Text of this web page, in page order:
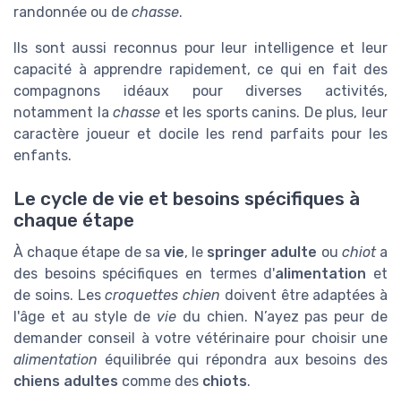
randonnée ou de chasse.
Ils sont aussi reconnus pour leur intelligence et leur
capacité à apprendre rapidement, ce qui en fait des
compagnons idéaux pour diverses activités,
notamment lachasse et les sports canins. De plus, leur
caractère joueur et docile les rend parfaits pour les
enfants.
Le cycle de vie et besoins spécifiques à
chaque étape
À chaque étape de sa vie, le springer adulte ou chiota
des besoins spécifiques en termes d'alimentation et
de soins. Lescroquettes chien doivent être adaptées à
l'âge et au style de vie du chien. N’ayez pas peur de
demander conseil à votre vétérinaire pour choisir une
alimentation équilibrée qui répondra aux besoins des
chiens adultes comme des chiots.